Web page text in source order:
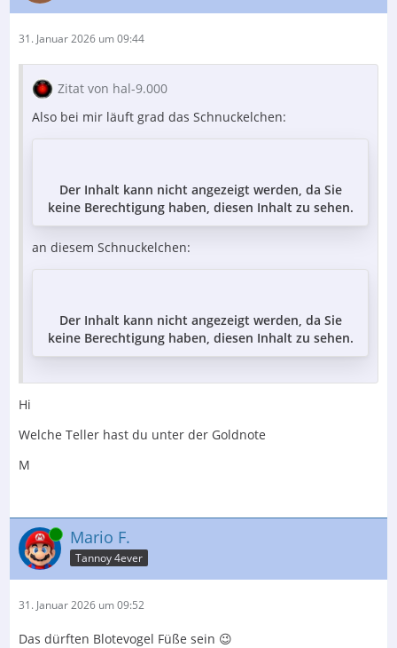
31. Januar 2026 um 09:44
Zitat von hal-9.000
Also bei mir läuft grad das Schnuckelchen:
Der Inhalt kann nicht angezeigt werden, da Sie
keine Berechtigung haben, diesen Inhalt zu sehen.
an diesem Schnuckelchen:
Der Inhalt kann nicht angezeigt werden, da Sie
keine Berechtigung haben, diesen Inhalt zu sehen.
Hi
Welche Teller hast du unter der Goldnote
M
Online Mario F.
Tannoy 4ever
31. Januar 2026 um 09:52
Das dürften Blotevogel Füße sein 😉